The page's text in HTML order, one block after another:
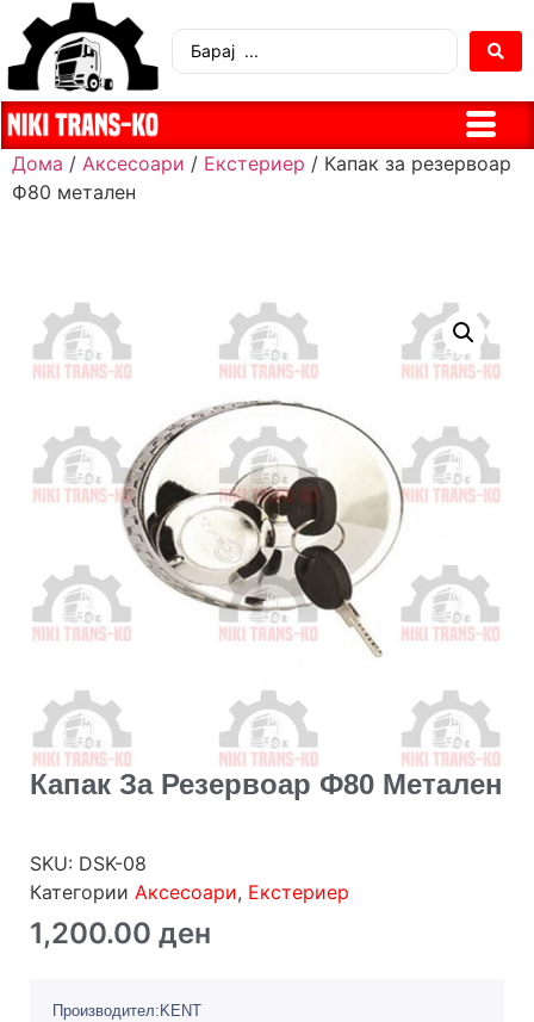
Дома / Аксесоари / Екстериер / Капак за резервоар
Ф80 метален
Капак За Резервоар Ф80 Метален
SKU: DSK-08
Категории Аксесоари, Екстериер
1,200.00 ден
Производител:KENT